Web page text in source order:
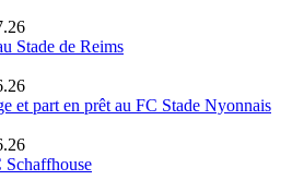
Stade de Reims
et part en prêt au FC Stade Nyonnais